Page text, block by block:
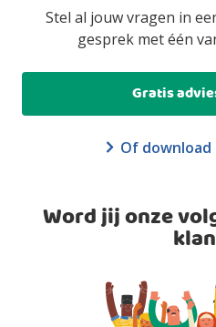
Stel al jouw vragen in
gesprek met één
Gratis
Of
Word jij onze